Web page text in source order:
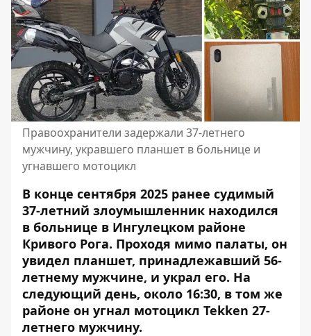
Правоохранители задержали 37-летнего
мужчину, укравшего планшет в больнице и
угнавшего мотоцикл
В конце сентября 2025 ранее судимый
37-летний злоумышленник находился
в больнице в Ингулецком районе
Кривого Рога. Проходя мимо палаты, он
увидел планшет, принадлежавший 56-
летнему мужчине, и украл его. На
следующий день, около 16:30, в том же
районе он угнал мотоцикл Tekken 27-
летнего мужчину.